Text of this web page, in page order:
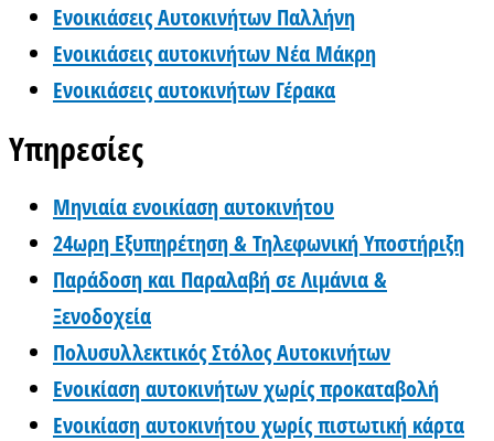
Ενοικιάσεις Αυτοκινήτων Παλλήνη
Ενοικιάσεις αυτοκινήτων Νέα Μάκρη
Ενοικιάσεις αυτοκινήτων Γέρακα
Υπηρεσίες
Μηνιαία ενοικίαση αυτοκινήτου
24ωρη Εξυπηρέτηση & Τηλεφωνική Υποστήριξη
Παράδοση και Παραλαβή σε Λιμάνια &
Ξενοδοχεία
Πολυσυλλεκτικός Στόλος Αυτοκινήτων
Ενοικίαση αυτοκινήτων χωρίς προκαταβολή
Ενοικίαση αυτοκινήτου χωρίς πιστωτική κάρτα